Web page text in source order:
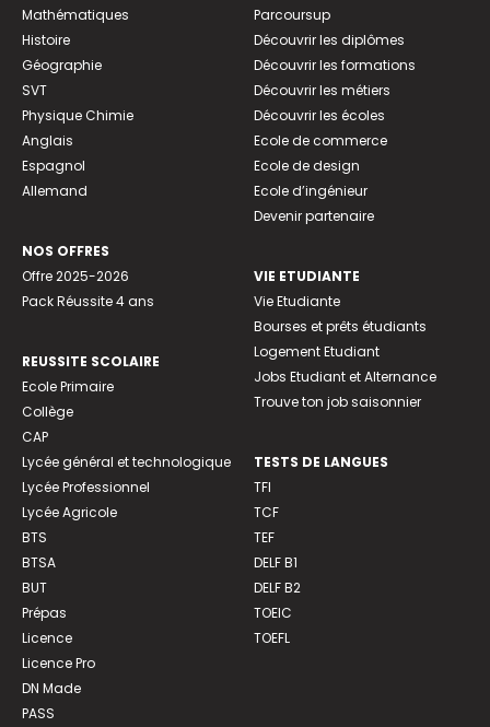
Mathématiques
Histoire
Géographie
SVT
Physique Chimie
Anglais
Espagnol
Allemand
NOS OFFRES
Offre 2025-2026
Pack Réussite 4 ans
REUSSITE SCOLAIRE
Ecole Primaire
Collège
CAP
Lycée général et technologique
Lycée Professionnel
Lycée Agricole
BTS
BTSA
BUT
Prépas
Licence
Licence Pro
DN Made
PASS
Parcoursup
Découvrir les diplômes
Découvrir les formations
Découvrir les métiers
Découvrir les écoles
Ecole de commerce
Ecole de design
Ecole d’ingénieur
Devenir partenaire
VIE ETUDIANTE
Vie Etudiante
Bourses et prêts étudiants
Logement Etudiant
Jobs Etudiant et Alternance
Trouve ton job saisonnier
TESTS DE LANGUES
TFI
TCF
TEF
DELF B1
DELF B2
TOEIC
TOEFL